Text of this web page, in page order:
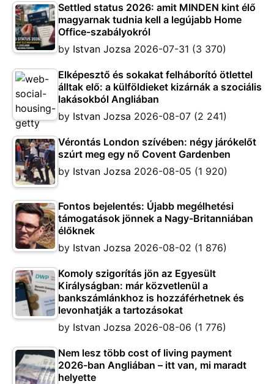
Settled status 2026: amit MINDEN kint élő
magyarnak tudnia kell a legújabb Home
Office-szabályokról
by Istvan Jozsa 2026-07-31 (3 370)
Elképesztő és sokakat felháborító ötlettel
álltak elő: a külföldieket kizárnák a szociális
lakásokból Angliában
by Istvan Jozsa 2026-08-07 (2 241)
Vérontás London szívében: négy járókelőt
szúrt meg egy nő Covent Gardenben
by Istvan Jozsa 2026-08-05 (1 920)
Fontos bejelentés: Újabb megélhetési
támogatások jönnek a Nagy-Britanniában
élőknek
by Istvan Jozsa 2026-08-02 (1 876)
Komoly szigorítás jön az Egyesült
Királyságban: már közvetlenül a
bankszámlánkhoz is hozzáférhetnek és
levonhatják a tartozásokat
by Istvan Jozsa 2026-08-06 (1 776)
Nem lesz több cost of living payment
2026-ban Angliában – itt van, mi maradt
helyette